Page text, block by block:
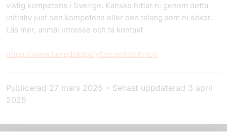
viktig kompetens i Sverige. Kanske hittar ni genom detta
initiativ just den kompetens eller den talang som ni söker.
Läs mer, anmäl intresse och ta kontakt
https://www.beredskapslyftet.se/northvolt
Publicerad 27 mars 2025 • Senast uppdaterad 3 april
2025